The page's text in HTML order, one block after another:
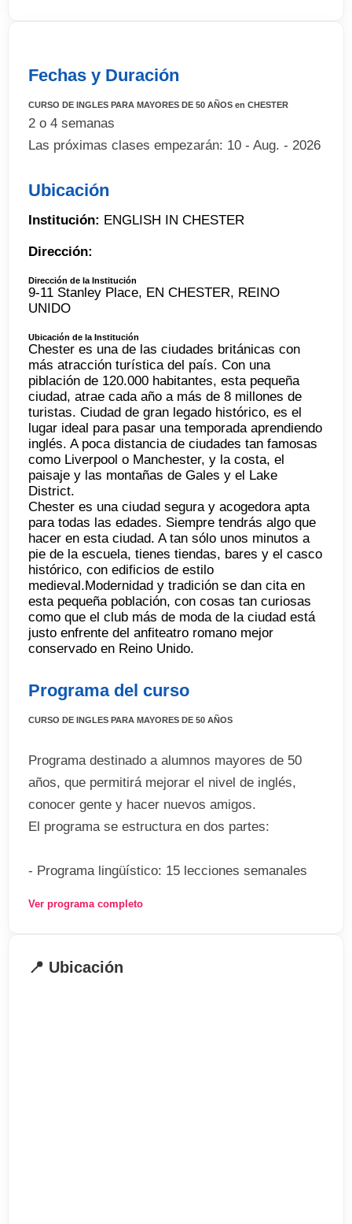
Fechas y Duración
CURSO DE INGLES PARA MAYORES DE 50 AÑOS en CHESTER
2 o 4 semanas
Las próximas clases empezarán: 10 - Aug. - 2026
Ubicación
Institución: ENGLISH IN CHESTER
Dirección:
Dirección de la Institución
9-11 Stanley Place, EN CHESTER, REINO
UNIDO
Ubicación de la Institución
Chester es una de las ciudades británicas con
más atracción turística del país. Con una
piblación de 120.000 habitantes, esta pequeña
ciudad, atrae cada año a más de 8 millones de
turistas. Ciudad de gran legado histórico, es el
lugar ideal para pasar una temporada aprendiendo
inglés. A poca distancia de ciudades tan famosas
como Liverpool o Manchester, y la costa, el
paisaje y las montañas de Gales y el Lake
District.
Chester es una ciudad segura y acogedora apta
para todas las edades. Siempre tendrás algo que
hacer en esta ciudad. A tan sólo unos minutos a
pie de la escuela, tienes tiendas, bares y el casco
histórico, con edificios de estilo
medieval.Modernidad y tradición se dan cita en
esta pequeña población, con cosas tan curiosas
como que el club más de moda de la ciudad está
justo enfrente del anfiteatro romano mejor
conservado en Reino Unido.
Programa del curso
CURSO DE INGLES PARA MAYORES DE 50 AÑOS
Programa destinado a alumnos mayores de 50
años, que permitirá mejorar el nivel de inglés,
conocer gente y hacer nuevos amigos.
El programa se estructura en dos partes:
- Programa lingüístico: 15 lecciones semanales
comprensión del inglés hablado, sino también
Ver programa completo
📍 Ubicación